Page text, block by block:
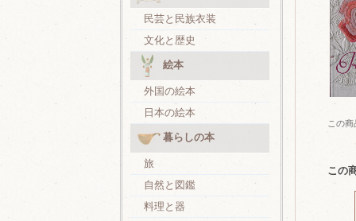
民芸と民族衣装
文化と歴史
絵本
外国の絵本
日本の絵本
暮らしの本
旅
自然と図鑑
料理と器
この
この